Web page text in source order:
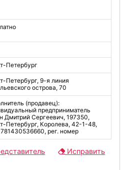
Петербург
Петербург, 9-я линия
острова, 70
(продавец):
предприниматель
Дмитрий Сергеевич, 197350,
Петербург, Королева, 42-1-48,
рег. номер
Исправить